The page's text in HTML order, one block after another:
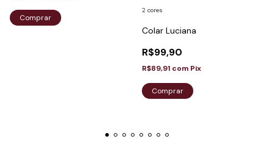
Comprar
Colar Luciana
R$99,90
R$89,91 com Pix
2 cores
Comprar